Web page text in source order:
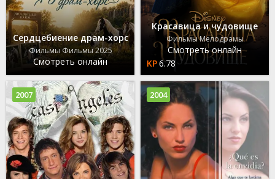
Сердцебиение драм-хорс
Фильмы Фильмы 2025
Смотреть онлайн
Красавица и чудовище
Фильмы Мелодрамы
Смотреть онлайн
6.78
2007 2004